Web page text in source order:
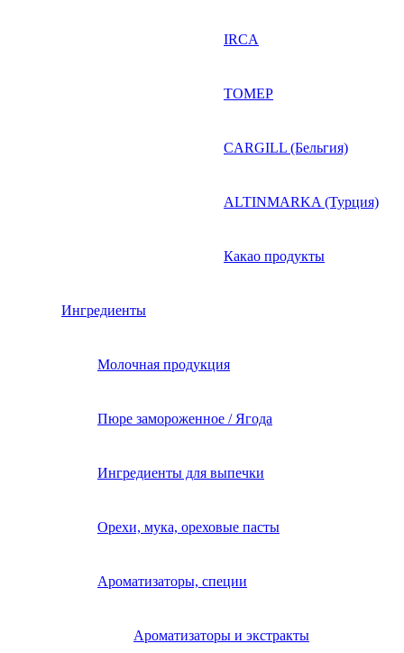
IRCA
ТОМЕР
CARGILL (Бельгия)
ALTINMARKA (Турция)
Какао продукты
Ингредиенты
Молочная продукция
Пюре замороженное / Ягода
Ингредиенты для выпечки
Орехи, мука, ореховые пасты
Ароматизаторы, специи
Ароматизаторы и экстракты